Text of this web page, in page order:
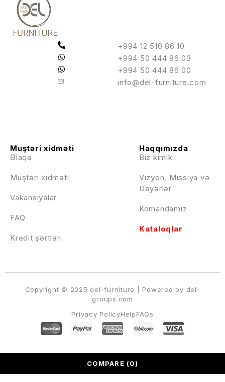
+994 12 510 86 10
+994 50 444 86 03
+994 50 444 86 00
info@del-furniture.com
Haqqımızda
Biz kimik
Vizyon, Missiya və
Dəyərlər
Komandamız
Kataloqlar
Muştəri xidməti
Əlaqə
Müştəri xidməti
Vakansiyalar
FAQ
Kredit şərtləri
Privacy PolicyHelpFAQs
Copyright © 2025 del-furniture | Powered by del-
groups.com
COMPARE (0)